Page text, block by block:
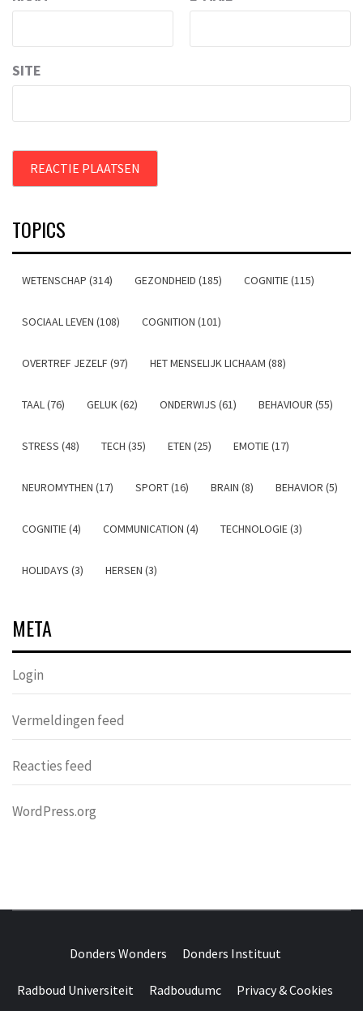
SITE
TOPICS
WETENSCHAP (314) GEZONDHEID (185) COGNITIE (115)
SOCIAAL LEVEN (108) COGNITION (101)
OVERTREF JEZELF (97) HET MENSELIJK LICHAAM (88)
TAAL (76) GELUK (62) ONDERWIJS (61) BEHAVIOUR (55)
STRESS (48) TECH (35) ETEN (25) EMOTIE (17)
NEUROMYTHEN (17) SPORT (16) BRAIN (8) BEHAVIOR (5)
COGNITIE (4) COMMUNICATION (4) TECHNOLOGIE (3)
HOLIDAYS (3) HERSEN (3)
META
Login
Vermeldingen feed
Reacties feed
WordPress.org
WONDERS
Donders Wonders Donders Instituut
Radboud Universiteit Radboudumc Privacy & Cookies